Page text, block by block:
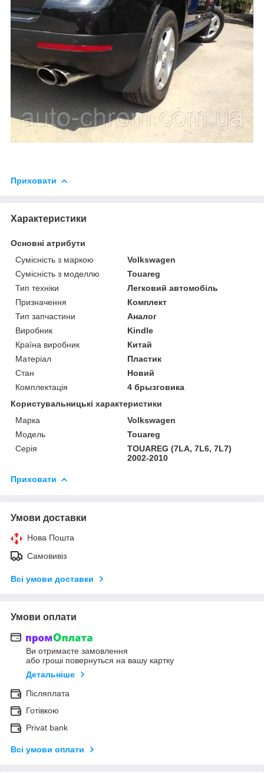
Приховати
Характеристики
Основні атрибути
Сумісність з маркою
Volkswagen
Сумісність з моделлю
Touareg
Тип техніки
Легковий автомобіль
Призначення
Комплект
Тип запчастини
Аналог
Виробник
Kindle
Країна виробник
Китай
Матеріал
Пластик
Стан
Новий
Комплектація
4 брызговика
Користувальницькі характеристики
Марка
Volkswagen
Модель
Touareg
Серія
TOUAREG (7LA, 7L6, 7L7)
2002-2010
Приховати
Умови доставки
Нова Пошта
Самовивіз
Всі умови доставки
Умови оплати
Ви отримаєте замовлення
або гроші повернуться на вашу картку
Детальніше
Післяплата
Готівкою
Privat bank
Всі умови оплати